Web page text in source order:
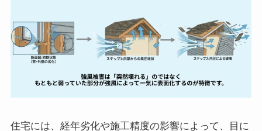
住宅には、経年劣化や施工精度の影響によって、目に